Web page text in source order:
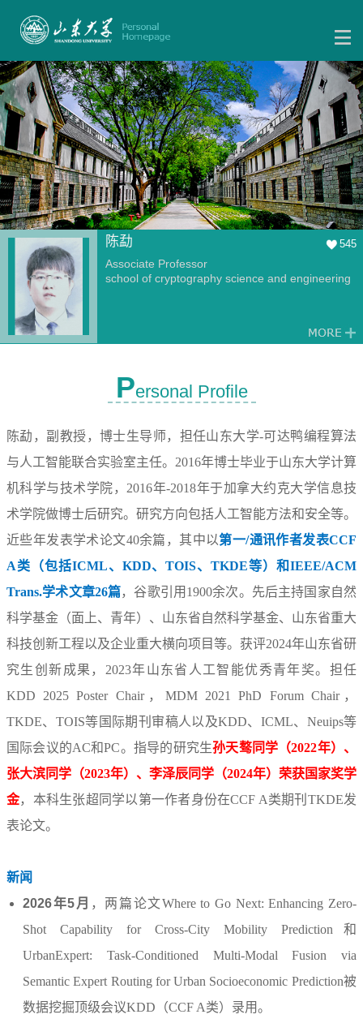
陈勐 545
Associate Professor
school of cryptography science and engineering
Personal Profile
陈勐，副教授，博士生导师，担任山东大学-可达鸭编程算法
与人工智能联合实验室主任。2016年博士毕业于山东大学计算
机科学与技术学院，2016年-2018年于加拿大约克大学信息技
术学院做博士后研究。研究方向包括人工智能方法和安全等。
近些年发表学术论文40余篇，其中以第一/通讯作者发表CCF
A类（包括ICML、KDD、TOIS、TKDE等）和IEEE/ACM
Trans.学术文章26篇，谷歌引用1900余次。先后主持国家自然
科学基金（面上、青年）、山东省自然科学基金、山东省重大
科技创新工程以及企业重大横向项目等。 获评2024年山东省研
究生创新成果，2023年山东省人工智能优秀青年奖。 担任
KDD 2025 Poster Chair，MDM 2021 PhD Forum Chair，
TKDE、 TOIS等国际期刊审稿人以及KDD、ICML、Neuips等
国际会议的AC和PC。指导的研究生孙天骜同学 （2022年）、
张大滨同学 （2023年） 、李泽辰同学 （2024年） 荣获国家奖学
金，本科生张超同学以第一作者身份在CCF A类期刊TKDE发
表论文。
新闻
2026年5月 ， 两篇论文Where to Go Next: Enhancing Zero-
Shot Capability for Cross-City Mobility Prediction和
UrbanExpert: Task-Conditioned Multi-Modal Fusion via
Semantic Expert Routing for Urban Socioeconomic Prediction被
数据挖掘顶级会议KDD（CCF A类）录用。